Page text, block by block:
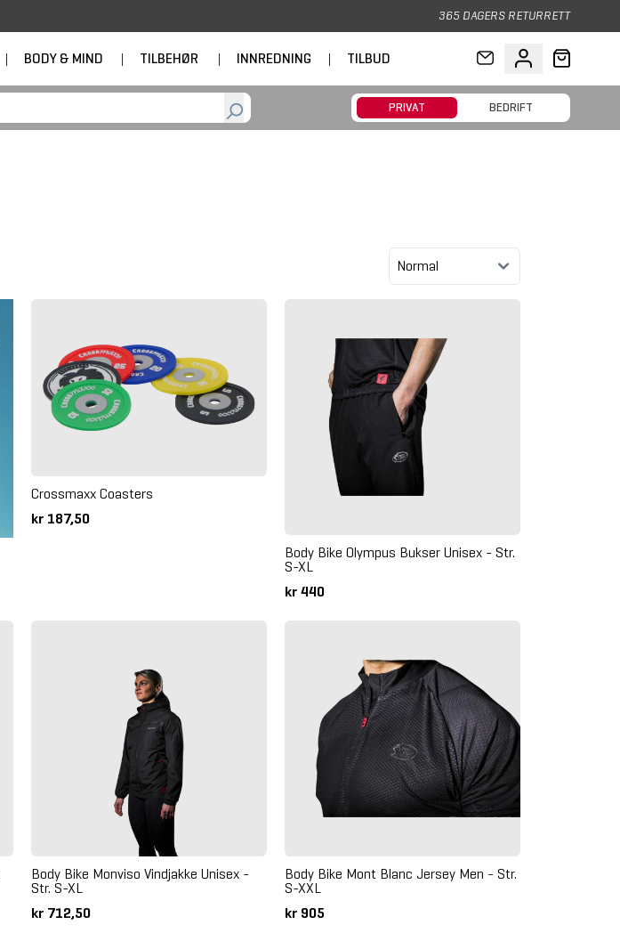
365 DAGERS RETURRETT
| BODY & MIND | TILBEHØR | INNREDNING | TILBUD
PRIVAT BEDRIFT
Crossmaxx Coasters
kr 187,50
Body Bike Olympus Bukser Unisex - Str.
S-XL
kr 440
Body Bike Monviso Vindjakke Unisex -
Str. S-XL
kr 712,50
Body Bike Mont Blanc Jersey Men - Str.
S-XXL
kr 905